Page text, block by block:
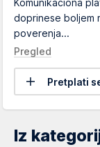
Komunikaciona
doprinese boljem
poverenja...
Pregled
Pretplati
Iz